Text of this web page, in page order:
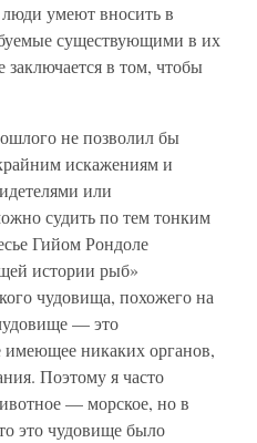
умеют вносить в
существующими в их
в том, чтобы
не позволил бы
искажениям и
или
судить по тем тонким
Гийом Рондоле
истории рыб»
чудовища, похожего на
— это
имеющее никаких органов,
Поэтому я часто
— морское, но в
это чудовище было